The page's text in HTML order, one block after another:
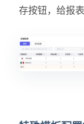
存按钮，给报